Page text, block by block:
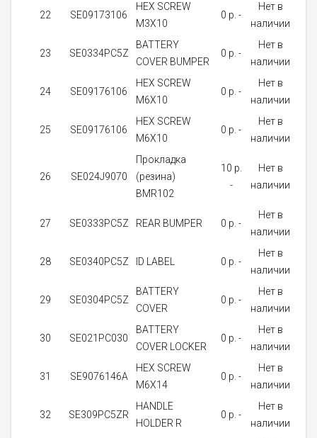
22 SE09173106
HEX SCREW
M3X10
0 p. -
Нет в
наличии
23 SE0334PC5Z
BATTERY
COVER BUMPER
0 p. -
Нет в
наличии
24 SE09176106
HEX SCREW
M6X10
0 p. -
Нет в
наличии
25 SE09176106
HEX SCREW
M6X10
0 p. -
Нет в
наличии
26 SE024J9070
Прокладка
(резина)
BMR102
10 p.
-
Нет в
наличии
27 SE0333PC5Z REAR BUMPER 0 p. -
Нет в
наличии
28 SE0340PC5Z ID LABEL 0 p. -
Нет в
наличии
29 SE0304PC5Z
BATTERY
COVER
0 p. -
Нет в
наличии
30 SE021PC030
BATTERY
COVER LOCKER
0 p. -
Нет в
наличии
31 SE9076146A
HEX SCREW
M6X14
0 p. -
Нет в
наличии
32 SE309PC5ZR
HANDLE
HOLDER R
0 p. -
Нет в
наличии